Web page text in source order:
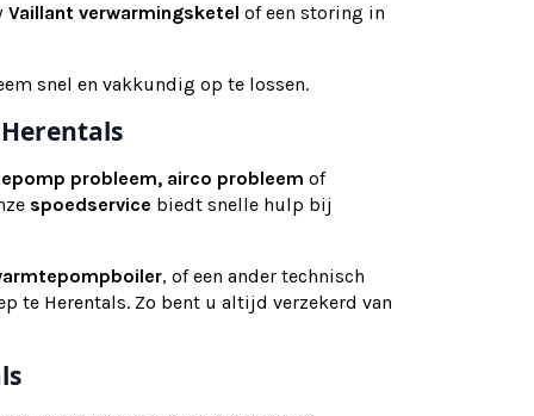
Vaillant verwarmingsketel of een storing in
snel en vakkundig op te lossen.
probleem, airco probleem of
spoedservice biedt snelle hulp bij
, of een ander technisch
te Herentals. Zo bent u altijd verzekerd van